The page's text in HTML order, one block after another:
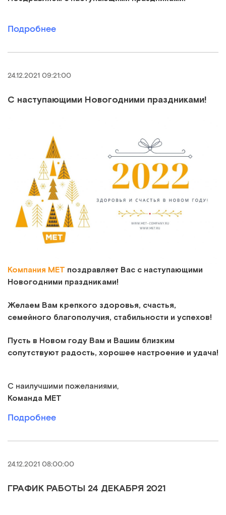
Подробнее
24.12.2021 09:21:00
С наступающими Новогодними праздниками!
Компания МЕТ поздравляет Вас с наступающими
Новогодними праздниками!
Желаем Вам крепкого здоровья, счастья,
семейного благополучия, стабильности и успехов!
Пусть в Новом году Вам и Вашим близким
сопутствуют радость, хорошее настроение и удача!
С наилучшими пожеланиями,
Команда МЕТ
Подробнее
24.12.2021 08:00:00
ГРАФИК РАБОТЫ 24 ДЕКАБРЯ 2021